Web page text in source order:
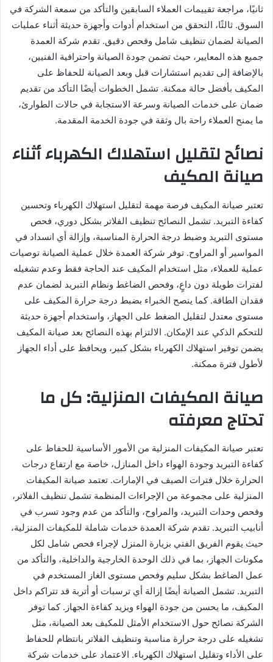
ثانيًا، مراجعة تقييمات العملاء السابقين والتأكد من سمعة الشركة في
السوق. ثالثًا، التحقق من استخدام أدوات وأجهزة حديثة أثناء عمليات
الصيانة لضمان تنظيف شامل وفحص دقيق. تقدم شركة العمدة
جميع هذه المعايير، حيث تضمن جودة الصيانة واحترافية الفنيين،
بالإضافة إلى تقديم استشارات قبل وبعد الصيانة للحفاظ على
المكيف بأفضل حالة ممكنة. تشمل الخطوات أيضًا التأكد من تقديم
ضمان على خدمات الصيانة وسرعة الاستجابة في حالات الطوارئ،
ما يمنح العملاء راحة بال وثقة في جودة الخدمة المقدمة.
نصائح لتقليل استهلاك الكهرباء أثناء
صيانة المكيف
تعتبر صيانة المكيف فرصة مهمة لتقليل استهلاك الكهرباء وتحسين
كفاءة التبريد. تشمل النصائح تنظيف الفلاتر بشكل دوري، فحص
مستوى التبريد وضبط درجة الحرارة المناسبة، وإزالة أي انسداد في
المواسير أو المراوح. توفر شركة العمدة خلال عملية الصيانة توصيات
عملية للعملاء، مثل استخدام المكيف عند الحاجة فقط وعدم تشغيله
لفترات طويلة دون داعٍ، وفحص الضاغط ونظام التبريد لضمان عدم
فقدان الطاقة. كما ينصح الخبراء بضبط درجة حرارة المكيف على
مستوى معتدل لتقليل الضغط على الجهاز، واستخدام أجهزة حديثة
للتحكم الذكي عند الإمكان. الالتزام بهذه النصائح بعد صيانة المكيف
يضمن توفير استهلاك الكهرباء بشكل كبير، ويحافظ على أداء الجهاز
لأطول فترة ممكنة.
صيانة المكيفات المنزلية: كل ما
تحتاج معرفته
تعتبر صيانة المكيفات المنزلية من الأمور الأساسية للحفاظ على
كفاءة التبريد وجودة الهواء داخل المنازل، خاصة مع ارتفاع درجات
الحرارة خلال فترات الصيف في الإمارات. تعتمد صيانة المكيفات
المنزلية على مجموعة من الإجراءات المنظمة تشمل تنظيف الفلاتر،
وفحص وحدات التبريد، والمراوح، والتأكد من عدم وجود تسرب في
أنابيب التبريد. تقدم شركة العمدة خدمات شاملة للمكيفات المنزلية،
حيث يقوم الفريق الفني بزيارة المنزل لإجراء فحص شامل لكل
مكونات الجهاز، بما في ذلك الوحدة الخارجية والداخلية، والتأكد من
عمل الضاغط بشكل سليم وفحص مستوى الغاز المستخدم في
التبريد. تشمل الصيانة أيضًا إزالة أي ترسبات أو أتربة قد تتراكم داخل
المكيف، ما يحسن من جودة الهواء ويزيد كفاءة الجهاز. كما توفر
الشركة نصائح حول الاستخدام الأمثل للمكيف بعد الصيانة، مثل
تشغيله على درجة حرارة مناسبة وتنظيف الفلاتر بانتظام للحفاظ
على الأداء وتقليل استهلاك الكهرباء. الاعتماد على خدمات شركة